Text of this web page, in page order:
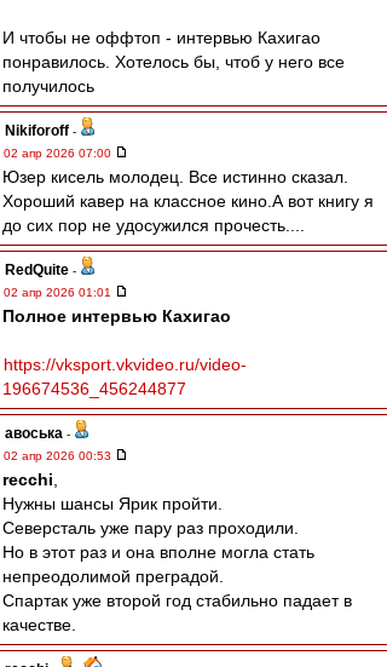
И чтобы не оффтоп - интервью Кахигао
понравилось. Хотелось бы, чтоб у него все
получилось
Nikiforoff -
02 апр 2026 07:00
Юзер кисель молодец. Все истинно сказал.
Хороший кавер на классное кино.А вот книгу я
до сих пор не удосужился прочесть....
RedQuite -
02 апр 2026 01:01
Полное интервью Кахигао
https://vksport.vkvideo.ru/video-
196674536_456244877
авоська -
02 апр 2026 00:53
recchi
Нужны шансы Ярик пройти.
Северсталь уже пару раз проходили.
Но в этот раз и она вполне могла стать
непреодолимой преградой.
Спартак уже второй год стабильно падает в
качестве.